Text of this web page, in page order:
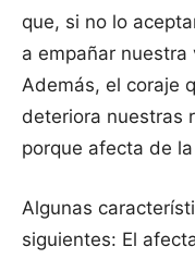
que, si no lo
a empañar nuestra
Además, el coraje
deteriora nuestras
porque afecta de
Algunas
siguientes: El